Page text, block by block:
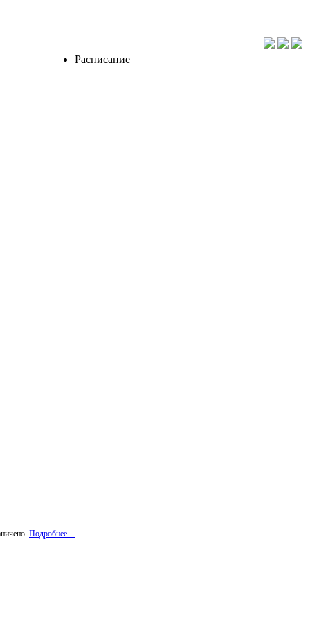
Расписание
Подробнее....